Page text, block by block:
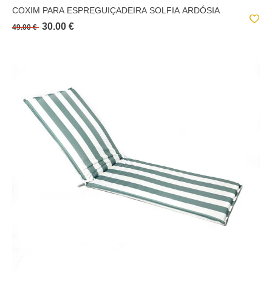
COXIM PARA ESPREGUIÇADEIRA SOLFIA ARDÓSIA
49.00 € 30.00 €